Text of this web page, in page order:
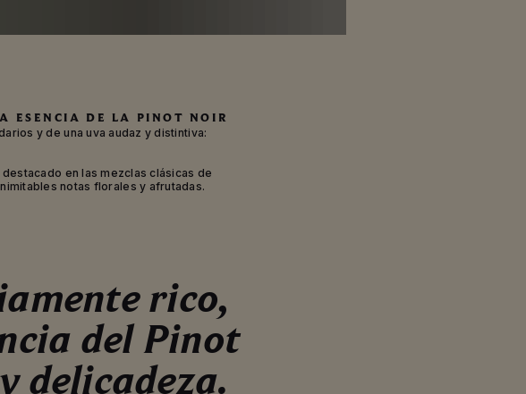
ESENCIA DE LA PINOT NOIR
y de una uva audaz y distintiva:
en las mezclas clásicas de
notas florales y afrutadas.
rico,
del Pinot
delicadeza.